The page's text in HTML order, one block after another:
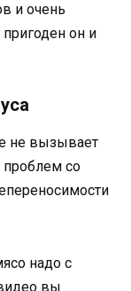
и очень
он и
не вызывает
проблем со
надо с
вы